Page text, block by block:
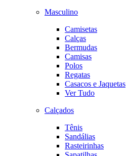
Masculino
Camisetas
Calças
Bermudas
Camisas
Polos
Regatas
Casacos e Jaquetas
Ver Tudo
Calçados
Tênis
Sandálias
Rasteirinhas